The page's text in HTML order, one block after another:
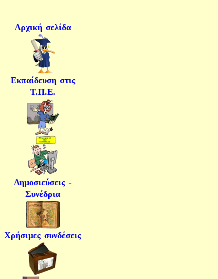
Αρχική σελίδα
Εκπαίδευση στις
Τ.Π.Ε.
Δημοσιεύσεις -
Συνέδρια
Χρήσιμες συνδέσεις